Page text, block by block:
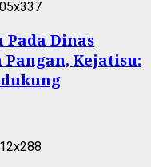
Dinas
Kejatisu: